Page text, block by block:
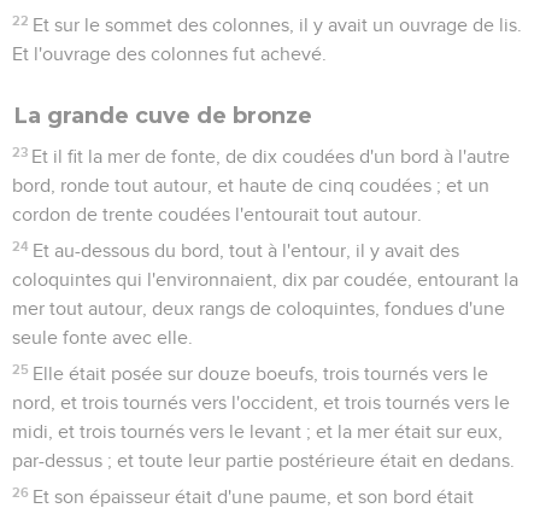
22 Et sur le sommet des colonnes, il y avait un ouvrage de lis.
Et l'ouvrage des colonnes fut achevé.
La grande cuve de bronze
23 Et il fit la mer de fonte, de dix coudées d'un bord à l'autre
bord, ronde tout autour, et haute de cinq coudées ; et un
cordon de trente coudées l'entourait tout autour.
24 Et au-dessous du bord, tout à l'entour, il y avait des
coloquintes qui l'environnaient, dix par coudée, entourant la
mer tout autour, deux rangs de coloquintes, fondues d'une
seule fonte avec elle.
25 Elle était posée sur douze boeufs, trois tournés vers le
nord, et trois tournés vers l'occident, et trois tournés vers le
midi, et trois tournés vers le levant ; et la mer était sur eux,
par-dessus ; et toute leur partie postérieure était en dedans.
26 Et son épaisseur était d'une paume, et son bord était